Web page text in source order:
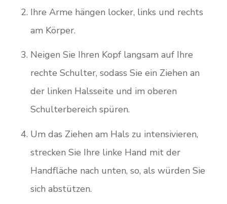
Ihre Arme hängen locker, links und rechts
am Körper.
Neigen Sie Ihren Kopf langsam auf Ihre
rechte Schulter, sodass Sie ein Ziehen an
der linken Halsseite und im oberen
Schulterbereich spüren.
Um das Ziehen am Hals zu intensivieren,
strecken Sie Ihre linke Hand mit der
Handfläche nach unten, so, als würden Sie
sich abstützen.